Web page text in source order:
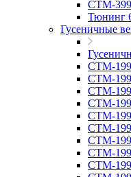
СТМ-
Тюнинг
Гусеничные
СТМ-
СТМ-
СТМ-
СТМ-
СТМ-
СТМ-
СТМ-
СТМ-
СТМ-